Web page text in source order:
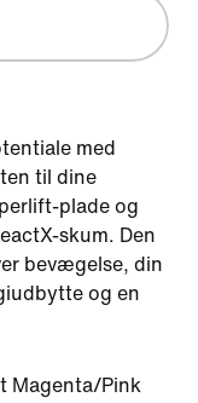
med
til dine
plade og
skum. Den
bevægelse, din
og en
Magenta/Pink